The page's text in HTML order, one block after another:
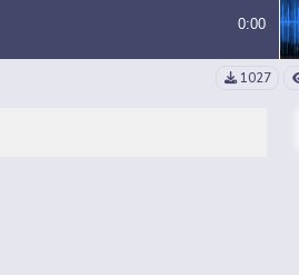
0:00
1027